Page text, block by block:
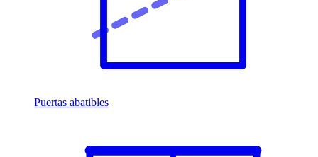
Puertas abatibles